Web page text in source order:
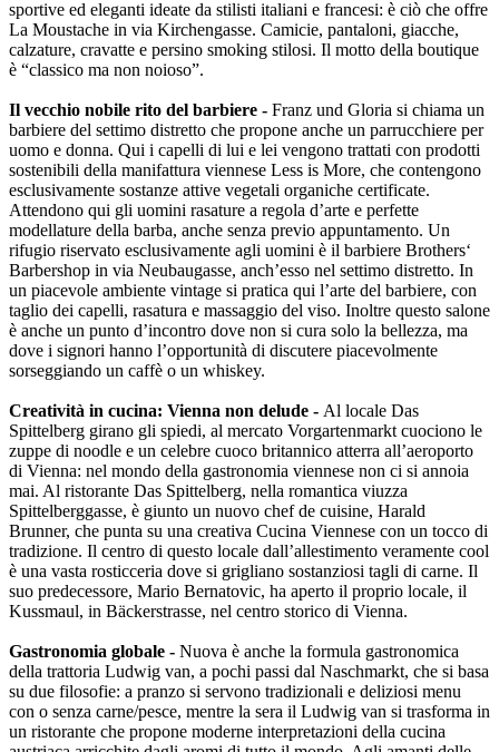
sportive ed eleganti ideate da stilisti italiani e francesi: è ciò che offre
La Moustache in via Kirchengasse. Camicie, pantaloni, giacche,
calzature, cravatte e persino smoking stilosi. Il motto della boutique
è “classico ma non noioso”.
Il vecchio nobile rito del barbiere - Franz und Gloria si chiama un
barbiere del settimo distretto che propone anche un parrucchiere per
uomo e donna. Qui i capelli di lui e lei vengono trattati con prodotti
sostenibili della manifattura viennese Less is More, che contengono
esclusivamente sostanze attive vegetali organiche certificate.
Attendono qui gli uomini rasature a regola d’arte e perfette
modellature della barba, anche senza previo appuntamento. Un
rifugio riservato esclusivamente agli uomini è il barbiere Brothers‘
Barbershop in via Neubaugasse, anch’esso nel settimo distretto. In
un piacevole ambiente vintage si pratica qui l’arte del barbiere, con
taglio dei capelli, rasatura e massaggio del viso. Inoltre questo salone
è anche un punto d’incontro dove non si cura solo la bellezza, ma
dove i signori hanno l’opportunità di discutere piacevolmente
sorseggiando un caffè o un whiskey.
Creatività in cucina: Vienna non delude - Al locale Das
Spittelberg girano gli spiedi, al mercato Vorgartenmarkt cuociono le
zuppe di noodle e un celebre cuoco britannico atterra all’aeroporto
di Vienna: nel mondo della gastronomia viennese non ci si annoia
mai. Al ristorante Das Spittelberg, nella romantica viuzza
Spittelberggasse, è giunto un nuovo chef de cuisine, Harald
Brunner, che punta su una creativa Cucina Viennese con un tocco di
tradizione. Il centro di questo locale dall’allestimento veramente cool
è una vasta rosticceria dove si grigliano sostanziosi tagli di carne. Il
suo predecessore, Mario Bernatovic, ha aperto il proprio locale, il
Kussmaul, in Bäckerstrasse, nel centro storico di Vienna.
Gastronomia globale - Nuova è anche la formula gastronomica
della trattoria Ludwig van, a pochi passi dal Naschmarkt, che si basa
su due filosofie: a pranzo si servono tradizionali e deliziosi menu
con o senza carne/pesce, mentre la sera il Ludwig van si trasforma in
un ristorante che propone moderne interpretazioni della cucina